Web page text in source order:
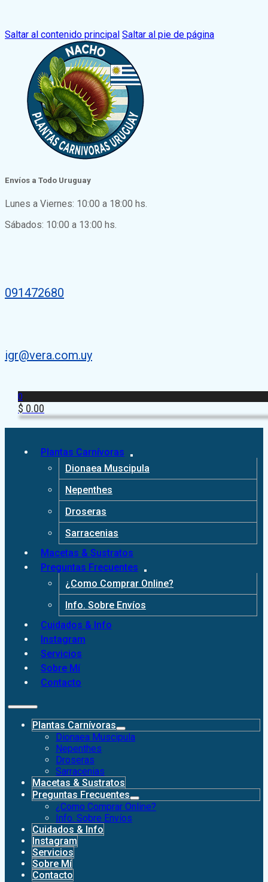
Saltar al contenido principal Saltar al pie de página
Envíos a Todo Uruguay
Lunes a Viernes: 10:00 a 18:00 hs.
Sábados: 10:00 a 13:00 hs.
091472680
igr@vera.com.uy
0
$ 0.00
Plantas Carnívoras
Dionaea Muscipula
Nepenthes
Droseras
Sarracenias
Macetas & Sustratos
Preguntas Frecuentes
¿Como Comprar Online?
Info. Sobre Envíos
Cuidados & Info
Instagram
Servicios
Sobre Mí
Contacto
Plantas Carnívoras
Dionaea Muscipula
Nepenthes
Droseras
Sarracenias
Macetas & Sustratos
Preguntas Frecuentes
¿Como Comprar Online?
Info. Sobre Envíos
Cuidados & Info
Instagram
Servicios
Sobre Mí
Contacto